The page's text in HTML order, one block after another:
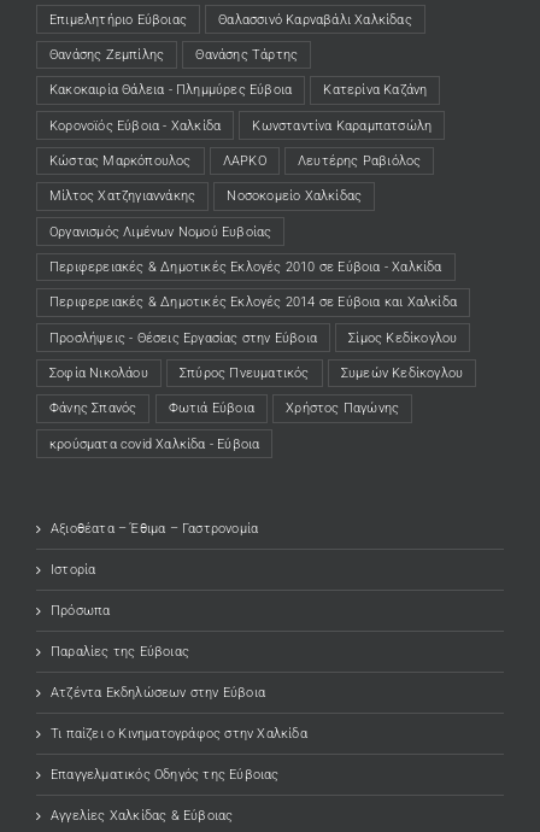
Επιμελητήριο Εύβοιας Θαλασσινό Καρναβάλι Χαλκίδας
Θανάσης Ζεμπίλης Θανάσης Τάρτης
Κακοκαιρία Θάλεια - Πλημμύρες Εύβοια Κατερίνα Καζάνη
Κορονοϊός Εύβοια - Χαλκίδα Κωνσταντίνα Καραμπατσώλη
Κώστας Μαρκόπουλος ΛΑΡΚΟ Λευτέρης Ραβιόλος
Μίλτος Χατζηγιαννάκης Νοσοκομείο Χαλκίδας
Οργανισμός Λιμένων Νομού Ευβοίας
Περιφερειακές & Δημοτικές Εκλογές 2010 σε Εύβοια - Χαλκίδα
Περιφερειακές & Δημοτικές Εκλογές 2014 σε Εύβοια και Χαλκίδα
Προσλήψεις - Θέσεις Εργασίας στην Εύβοια Σίμος Κεδίκογλου
Σοφία Νικολάου Σπύρος Πνευματικός Συμεών Κεδίκογλου
Φάνης Σπανός Φωτιά Εύβοια Χρήστος Παγώνης
κρούσματα covid Χαλκίδα - Εύβοια
Αξιοθέατα – Έθιμα – Γαστρονομία
Ιστορία
Πρόσωπα
Παραλίες της Εύβοιας
Ατζέντα Εκδηλώσεων στην Εύβοια
Τι παίζει ο Κινηματογράφος στην Χαλκίδα
Επαγγελματικός Οδηγός της Εύβοιας
Αγγελίες Χαλκίδας & Εύβοιας